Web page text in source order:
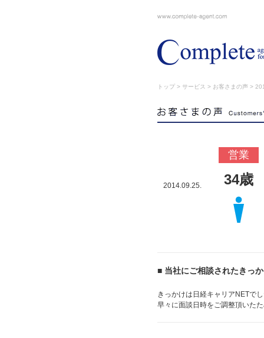
トップ> サービス > お客さまの声>
営業
34歳
2014.09.25.
■ 当社にご相談されたきっ
きっかけは日経キャリアNETで
早々に面談日時をご調整頂いた